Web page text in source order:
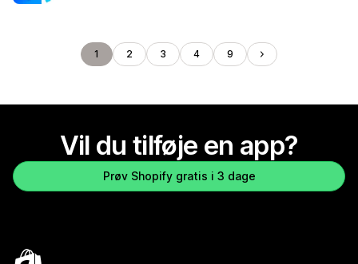
1 2 3 4 9
Vil du tilføje en app?
Prøv Shopify gratis i 3 dage